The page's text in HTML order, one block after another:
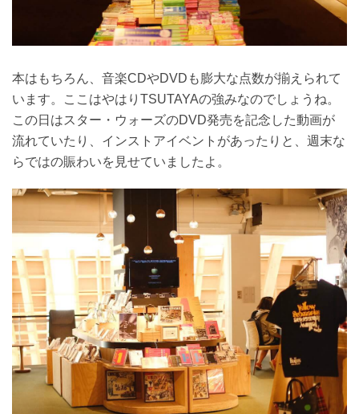
本はもちろん、音楽CDやDVDも膨大な点数が揃えられて
います。ここはやはりTSUTAYAの強みなのでしょうね。
この日はスター・ウォーズのDVD発売を記念した動画が
流れていたり、インストアイベントがあったりと、週末な
らではの賑わいを見せていましたよ。